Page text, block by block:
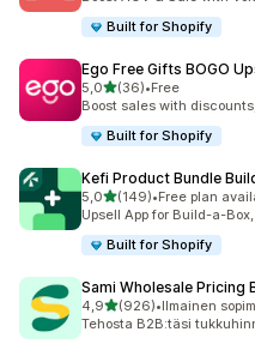
Built for Shopify
Ego Free Gifts BOGO
5,0/ 5 tähteä
(36)
36 arvostelua yhteensä
•Free
Boost sales with
Built for Shopify
Kefi Product Bundle
5,0/ 5 tähteä
(149)
149 arvostelua yhteensä
•Free plan
Upsell App for Build-a-
Built for Shopify
Sami Wholesale Pricing
4,9/ 5 tähteä
(926)
926 arvostelua yhteensä
•Ilmainen
Tehosta B2B:täsi